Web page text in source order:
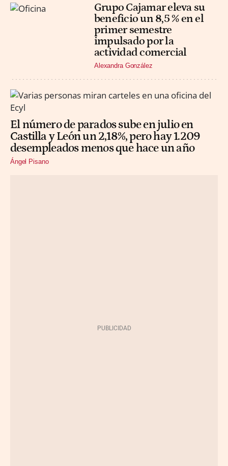
Grupo Cajamar eleva su
beneficio un 8,5 % en el
primer semestre
impulsado por la
actividad comercial
Alexandra González
El número de parados sube en julio en
Castilla y León un 2,18%, pero hay 1.209
desempleados menos que hace un año
Ángel Pisano